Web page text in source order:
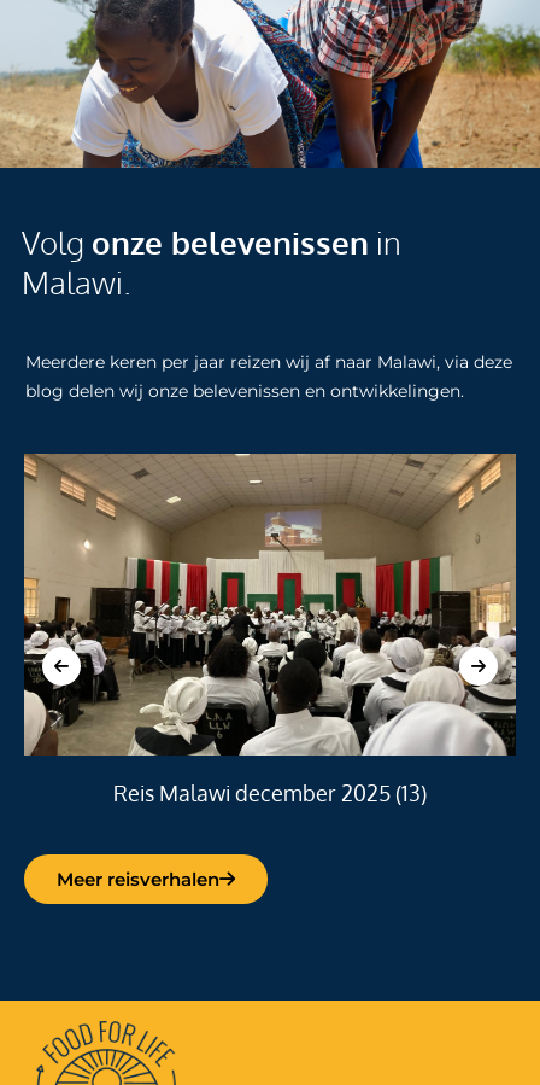
Volg onze belevenissen in
Malawi.
Meerdere keren per jaar reizen wij af naar Malawi, via deze
blog delen wij onze belevenissen en ontwikkelingen.
Reis Malawi december 2025 (13)
Meer reisverhalen